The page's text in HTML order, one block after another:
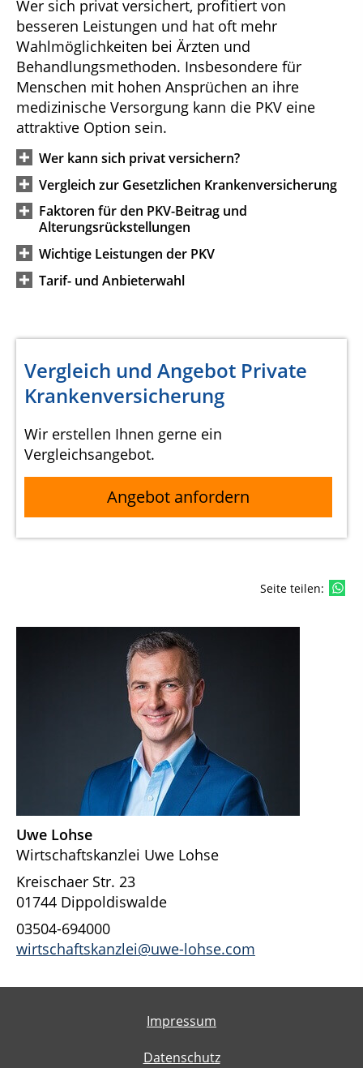
Wer sich privat versichert, profitiert von
besseren Leistungen und hat oft mehr
Wahlmöglichkeiten bei Ärzten und
Behandlungsmethoden. Insbesondere für
Menschen mit hohen Ansprüchen an ihre
medizinische Versorgung kann die PKV eine
attraktive Option sein.
Wer kann sich privat versichern?
Vergleich zur Gesetzlichen Krankenversicherung
Faktoren für den PKV-Beitrag und
Alterungsrückstellungen
Wichtige Leistungen der PKV
Tarif- und Anbieterwahl
Vergleich und Angebot Private
Krankenversicherung
Wir erstellen Ihnen gerne ein
Vergleichsangebot.
Angebot anfordern
Seite teilen:
Uwe Lohse
Wirtschaftskanzlei Uwe Lohse
Kreischaer Str. 23
01744 Dippoldiswalde
03504-694000
wirtschaftskanzlei@uwe-lohse.com
Impressum
Datenschutz